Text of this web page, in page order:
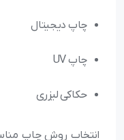
چاپ دیجیتال
چاپ UV
حکاکی لیزری
انتخاب روش چاپ